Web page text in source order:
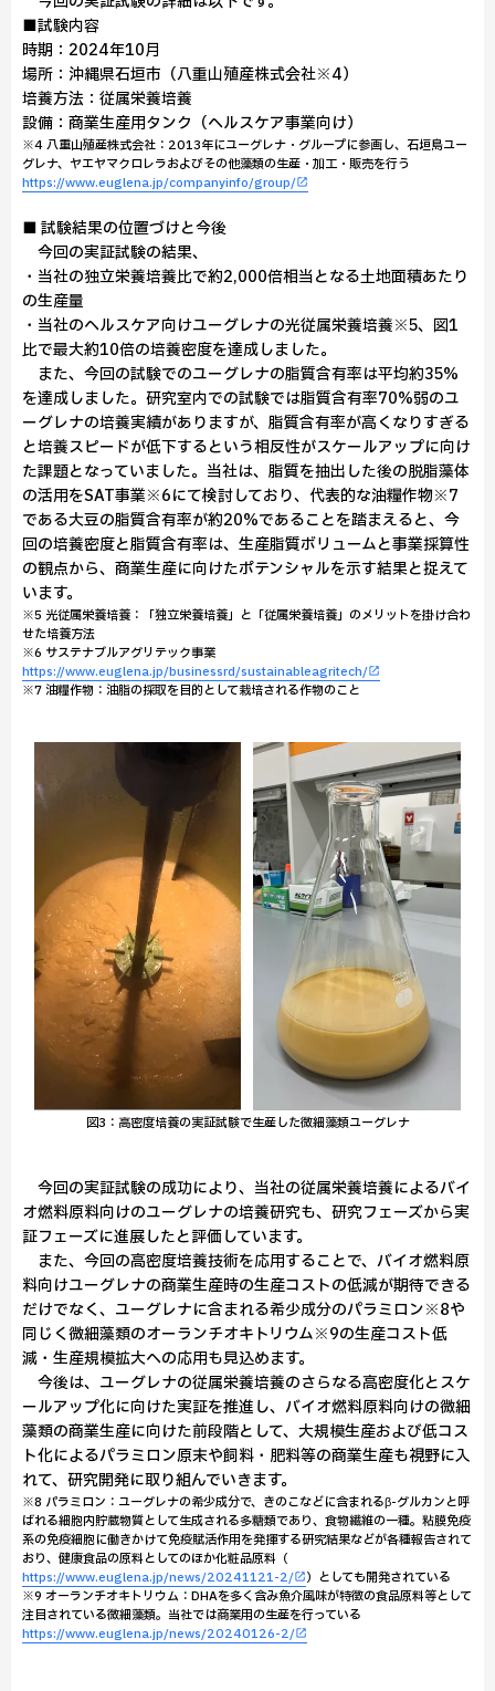
■試験内容
時期：2024年10月
場所：沖縄県石垣市（八重山殖産株式会社※4）
培養方法：従属栄養培養
設備：商業生産用タンク（ヘルスケア事業向け）
※4 八重山殖産株式会社：2013年にユーグレナ・グループに参画し、石垣島ユー
グレナ、ヤエヤマクロレラおよびその他藻類の生産・加工・販売を行う
https://www.euglena.jp/companyinfo/group/
■ 試験結果の位置づけと今後
今回の実証試験の結果、
・当社の独立栄養培養比で約2,000倍相当となる土地面積あたり
の生産量
・当社のヘルスケア向けユーグレナの光従属栄養培養※5、図1
比で最大約10倍の培養密度を達成しました。
また、今回の試験でのユーグレナの脂質含有率は平均約35%
を達成しました。研究室内での試験では脂質含有率70%弱のユ
ーグレナの培養実績がありますが、脂質含有率が高くなりすぎる
と培養スピードが低下するという相反性がスケールアップに向け
た課題となっていました。当社は、脂質を抽出した後の脱脂藻体
の活用をSAT事業※6にて検討しており、代表的な油糧作物※7
である大豆の脂質含有率が約20%であることを踏まえると、今
回の培養密度と脂質含有率は、生産脂質ボリュームと事業採算性
の観点から、商業生産に向けたポテンシャルを示す結果と捉えて
います。
※5 光従属栄養培養：「独立栄養培養」と「従属栄養培養」のメリットを掛け合わ
せた培養方法
※6 サステナブルアグリテック事業
https://www.euglena.jp/businessrd/sustainableagritech/
※7 油糧作物：油脂の採取を目的として栽培される作物のこと
図3：高密度培養の実証試験で生産した微細藻類ユーグレナ
今回の実証試験の成功により、当社の従属栄養培養によるバイ
オ燃料原料向けのユーグレナの培養研究も、研究フェーズから実
証フェーズに進展したと評価しています。
また、今回の高密度培養技術を応用することで、バイオ燃料原
料向けユーグレナの商業生産時の生産コストの低減が期待できる
だけでなく、ユーグレナに含まれる希少成分のパラミロン※8や
同じく微細藻類のオーランチオキトリウム※9の生産コスト低
減・生産規模拡大への応用も見込めます。
今後は、ユーグレナの従属栄養培養のさらなる高密度化とスケ
ールアップ化に向けた実証を推進し、バイオ燃料原料向けの微細
藻類の商業生産に向けた前段階として、大規模生産および低コス
ト化によるパラミロン原末や飼料・肥料等の商業生産も視野に入
れて、研究開発に取り組んでいきます。
※8 パラミロン：ユーグレナの希少成分で、きのこなどに含まれるβ-グルカンと呼
ばれる細胞内貯蔵物質として生成される多糖類であり、食物繊維の一種。粘膜免疫
系の免疫細胞に働きかけて免疫賦活作用を発揮する研究結果などが各種報告されて
おり、健康食品の原料としてのほか化粧品原料（
https://www.euglena.jp/news/20241121-2/
）としても開発されている
※9 オーランチオキトリウム：DHAを多く含み魚介風味が特徴の食品原料等として
注目されている微細藻類。当社では商業用の生産を行っている
https://www.euglena.jp/news/20240126-2/